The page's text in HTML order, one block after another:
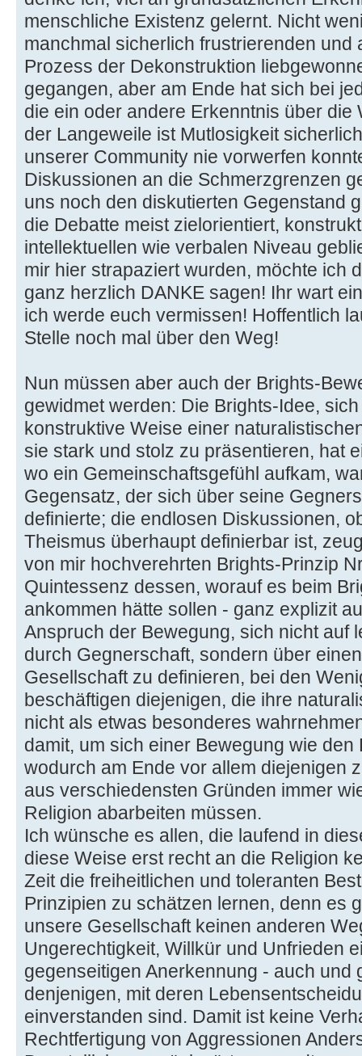
menschliche Existenz gelernt. Nicht
manchmal sicherlich frustrierenden und
Prozess der Dekonstruktion
gegangen, aber am Ende hat sich bei
die ein oder andere Erkenntnis über die
der Langeweile ist Mutlosigkeit
unserer Community nie vorwerfen
Diskussionen an die Schmerzgrenzen
uns noch den diskutierten Gegenstand
die Debatte meist zielorientiert,
intellektuellen wie verbalen Niveau
mir hier strapaziert wurden, möchte ich
ganz herzlich DANKE sagen! Ihr wart
ich werde euch vermissen! Hoffentlich
Stelle noch mal über den Weg!
Nun müssen aber auch der Brights-
gewidmet werden: Die Brights-Idee,
konstruktive Weise einer
sie stark und stolz zu präsentieren, hat
wo ein Gemeinschaftsgefühl aufkam,
Gegensatz, der sich über seine
definierte; die endlosen Diskussionen,
Theismus überhaupt definierbar ist,
von mir hochverehrten Brights-Prinzip
Quintessenz dessen, worauf es beim
ankommen hätte sollen - ganz explizit
Anspruch der Bewegung, sich nicht auf
durch Gegnerschaft, sondern über
Gesellschaft zu definieren, bei den
beschäftigen diejenigen, die ihre
nicht als etwas besonderes
damit, um sich einer Bewegung wie
wodurch am Ende vor allem diejenigen
aus verschiedensten Gründen immer
Religion abarbeiten müssen.
Ich wünsche es allen, die laufend in
diese Weise erst recht an die Religion
Zeit die freiheitlichen und toleranten
Prinzipien zu schätzen lernen, denn es
unsere Gesellschaft keinen anderen
Ungerechtigkeit, Willkür und Unfrieden
gegenseitigen Anerkennung - auch und
denjenigen, mit deren
einverstanden sind. Damit ist keine
Rechtfertigung von Aggressionen